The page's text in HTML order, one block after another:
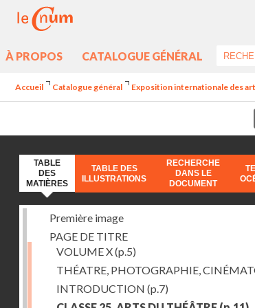
À PROPOS CATALOGUE GÉNÉRAL
Accueil Catalogue général Exposition internationale des
TABLE
DES
MATIÈRES
TABLE DES
ILLUSTRATIONS
RECHERCHE
DANS LE
DOCUMENT
Première image
PAGE DE TITRE
VOLUME X(p.5)
THÉATRE, PHOTOGRAPHIE,
INTRODUCTION (p.7)